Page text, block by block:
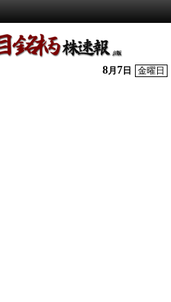
株】
8月 7 日 金曜日